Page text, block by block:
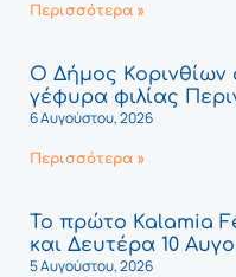
Περισσότερα »
Ο Δήμος Κορινθίων
γέφυρα φιλίας
6 Αυγούστου, 2026
Περισσότερα »
Το πρώτο Kalamia
και Δευτέρα 10
5 Αυγούστου, 2026